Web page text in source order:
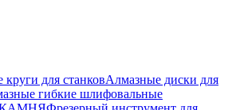
круги для станковАлмазные диски для
гибкие шлифовальные